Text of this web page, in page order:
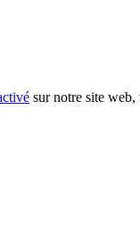
sur notre site